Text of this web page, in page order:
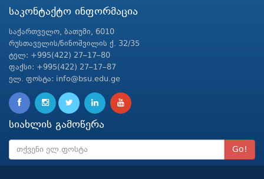
საკონტაქტო ინფორმაცია
საქართველო, ბათუმი, 6010
რუსთაველის/ნინოშვილის ქ. 32/35
ტელ: +995(422) 27–17–80
ფაქსი: +995(422) 27–17–87
ელ. ფოსტა: info@bsu.edu.ge
სიახლის გამოწერა
Go!